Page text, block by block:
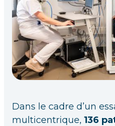
Dans le cadre d’un
multicentrique, 136